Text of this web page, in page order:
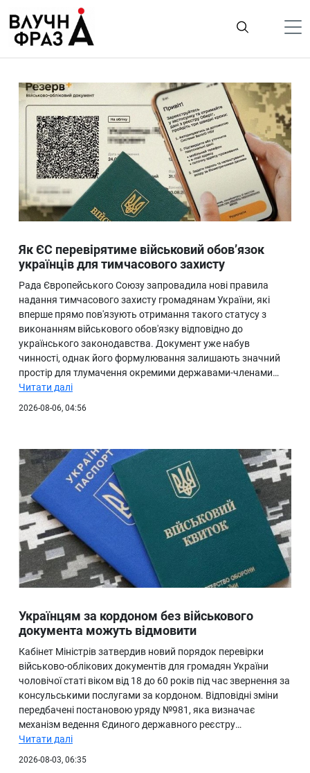
содержимому
Гроші
Життя
Лайфстайл
ТехноНаука
Людина
Ukraine
Про нас
Як ЄС перевірятиме військовий обов’язок
українців для тимчасового захисту
Рада Європейського Союзу запровадила нові правила
надання тимчасового захисту громадянам України, які
вперше прямо пов'язують отримання такого статусу з
виконанням військового обов'язку відповідно до
українського законодавства. Документ уже набув
чинності, однак його формулювання залишають значний
простір для тлумачення окремими державами-членами…
Читати далі
2026-08-06, 04:56
Українцям за кордоном без військового
документа можуть відмовити
Кабінет Міністрів затвердив новий порядок перевірки
військово-облікових документів для громадян України
чоловічої статі віком від 18 до 60 років під час звернення за
консульськими послугами за кордоном. Відповідні зміни
передбачені постановою уряду №981, яка визначає
механізм ведення Єдиного державного реєстру…
Читати далі
2026-08-03, 06:35